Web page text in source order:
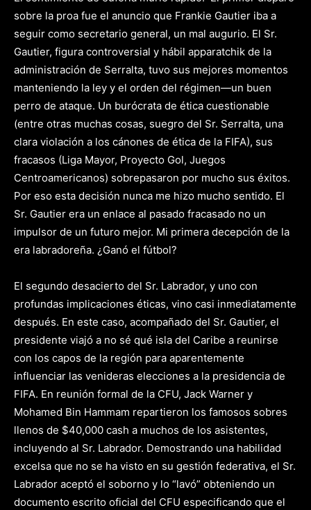
sobre la proa fue el anuncio que Frankie Gautier iba a
seguir como secretario general, un mal augurio. El Sr.
Gautier, figura controversial y hábil apparatchik de la
administración de Serralta, tuvo sus mejores momentos
manteniendo la ley y el orden del régimen—un buen
perro de ataque. Un burócrata de ética cuestionable
(entre otras muchas cosas, suegro del Sr. Serralta, una
clara violación a los cánones de ética de la FIFA), sus
fracasos (Liga Mayor, Proyecto Gol, Juegos
Centroamericanos) sobrepasaron por mucho sus éxitos.
Por eso esta decisión nunca me hizo mucho sentido. El
Sr. Gautier era un enlace al pasado fracasado no un
impulsor de un futuro mejor. Mi primera decepción de la
era labradoreña. ¿Ganó el fútbol?
El segundo desacierto del Sr. Labrador, y uno con
profundas implicaciones éticas, vino casi inmediatamente
después. En este caso, acompañado del Sr. Gautier, el
presidente viajó a no sé qué isla del Caribe a reunirse
con los capos de la región para aparentemente
influenciar las venideras elecciones a la presidencia de
FIFA. En reunión formal de la CFU, Jack Warner y
Mohamed Bin Hammam repartieron los famosos sobres
llenos de $40,000 cash a muchos de los asistentes,
incluyendo al Sr. Labrador. Demostrando una habilidad
excelsa que no se ha visto en su gestión federativa, el Sr.
Labrador aceptó el soborno y lo “lavó” obteniendo un
documento escrito oficial del CFU especificando que el